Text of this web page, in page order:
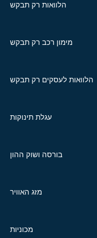
הלוואות רק תבקש
מימון רכב רק תבקש
הלוואות לעסקים רק תבקש
עגלת תינוקות
בורסה ושוק ההון
מזג האוויר
מכוניות